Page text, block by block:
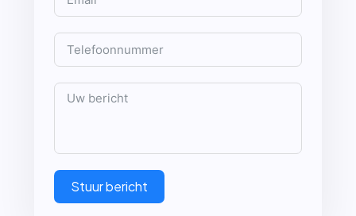
Stuur bericht